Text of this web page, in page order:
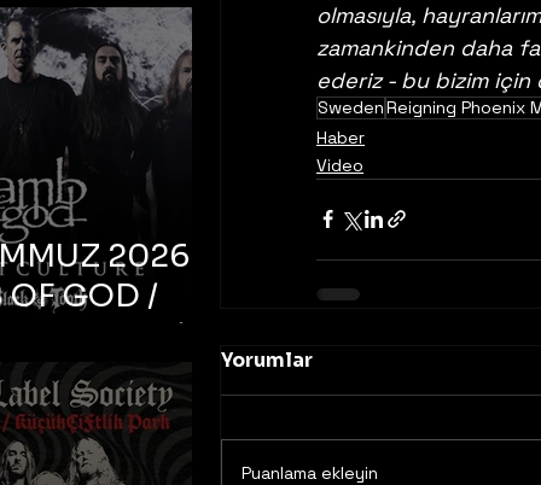
olmasıyla,
zamankinden daha
ederiz - bu bizim
SwedenReigning Phoenix
Haber
Video
Yorumlar
Puanlama ekleyin
‘N’
– İstanbul,
Uniq
2026 –
OF GOD /
CULTURE /
TOOTH –
Bonus